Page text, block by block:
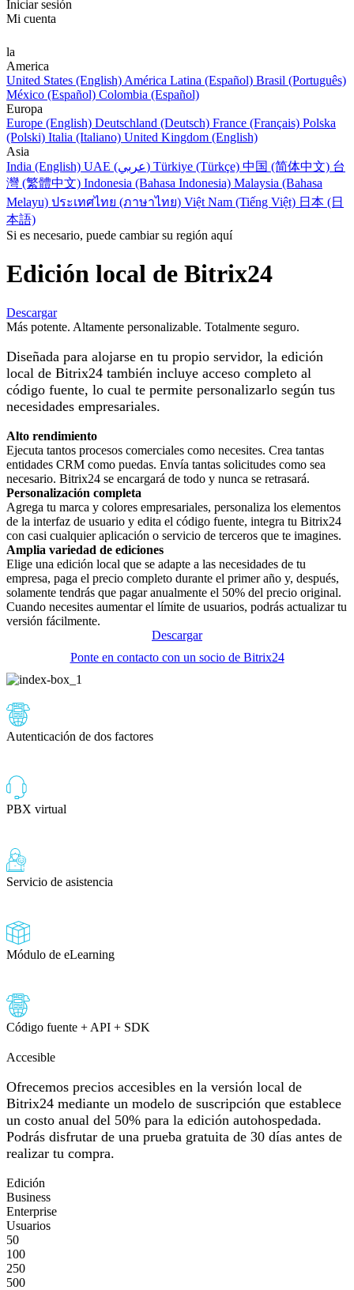
Iniciar sesión
Mi cuenta
la
America
United States (English) América Latina (Español) Brasil (Português)
México (Español) Colombia (Español)
Europa
Europe (English) Deutschland (Deutsch) France (Français) Polska
(Polski) Italia (Italiano) United Kingdom (English)
Asia
India (English)
UAE (عربي) Türkiye (Türkçe) 中国 (简体中文) 台
灣 (繁體中文) Indonesia (Bahasa Indonesia) Malaysia (Bahasa
Melayu) ประเทศไทย (ภาษาไทย) Việt Nam (Tiếng Việt) 日本 (日
本語)
Si es necesario, puede cambiar su región aquí
Edición local de Bitrix24
Descargar
Más potente. Altamente personalizable. Totalmente seguro.
Diseñada para alojarse en tu propio servidor, la edición
local de Bitrix24 también incluye acceso completo al
código fuente, lo cual te permite personalizarlo según tus
necesidades empresariales.
Alto rendimiento
Ejecuta tantos procesos comerciales como necesites. Crea tantas
entidades CRM como puedas. Envía tantas solicitudes como sea
necesario. Bitrix24 se encargará de todo y nunca se retrasará.
Personalización completa
Agrega tu marca y colores empresariales, personaliza los elementos
de la interfaz de usuario y edita el código fuente, integra tu Bitrix24
con casi cualquier aplicación o servicio de terceros que te imagines.
Amplia variedad de ediciones
Elige una edición local que se adapte a las necesidades de tu
empresa, paga el precio completo durante el primer año y, después,
solamente tendrás que pagar anualmente el 50% del precio original.
Cuando necesites aumentar el límite de usuarios, podrás actualizar tu
versión fácilmente.
Descargar
Ponte en contacto con un socio de Bitrix24
Autenticación de dos factores
PBX virtual
Servicio de asistencia
Módulo de eLearning
Código fuente + API + SDK
Accesible
Ofrecemos precios accesibles en la versión local de
Bitrix24 mediante un modelo de suscripción que establece
un costo anual del 50% para la edición autohospedada.
Podrás disfrutar de una prueba gratuita de 30 días antes de
realizar tu compra.
Edición
Business
Enterprise
Usuarios
50
100
250
500